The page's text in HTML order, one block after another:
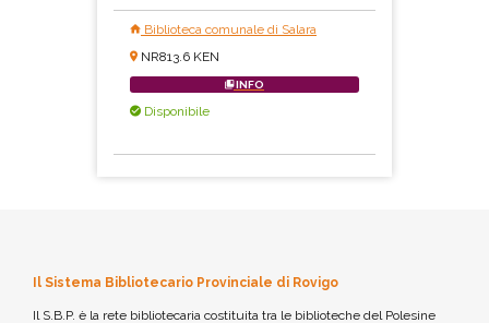
Biblioteca comunale di Salara
NR813.6 KEN
INFO
Disponibile
Il Sistema Bibliotecario Provinciale di Rovigo
Il S.B.P. è la rete bibliotecaria costituita tra le biblioteche del Polesine